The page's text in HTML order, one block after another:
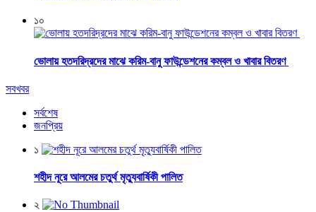
১০
ভোলায় হতদরিদ্রদের মাঝে করিম-বানু ফাউন্ডেশনের কম্বল ও খাবার বিতরণ
সবখবর
সর্বশেষ
জনপ্রিয়
১
শহীদ নূরে আলমের চতুর্থ মৃত্যুবার্ষিকী পালিত
২